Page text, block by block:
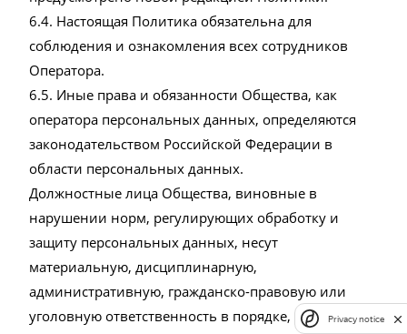
6.4. Настоящая Политика обязательна для
соблюдения и ознакомления всех сотрудников
Оператора.
6.5. Иные права и обязанности Общества, как
оператора персональных данных, определяются
законодательством Российской Федерации в
области персональных данных.
Должностные лица Общества, виновные в
нарушении норм, регулирующих обработку и
защиту персональных данных, несут
материальную, дисциплинарную,
административную, гражданско-правовую или
уголовную ответственность в порядке,
Privacy notice